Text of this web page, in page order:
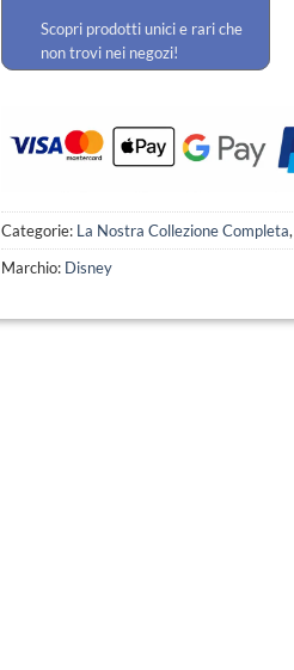
Scopri prodotti unici e rari che
non trovi nei negozi!
Categorie: La Nostra Collezione Completa,
Marchio: Disney